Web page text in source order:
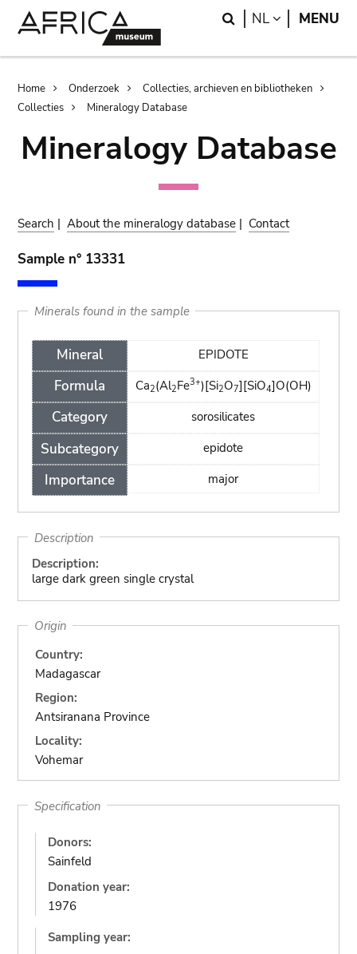
Search
NL LANGUAGE
MENU
Breadcrumb
Home Onderzoek
Collecties, archieven en bibliotheken
Collecties
Mineralogy Database
Mineralogy Database
Search |About the mineralogy database | Contact
Sample n° 13331
Minerals found in the sample
Mineral
Formula
Category
Subcategory
Importance
EPIDOTE
Ca2(Al2Fe3+)[Si2O7][SiO4]O(OH)
sorosilicates
epidote
major
Description
Description:
large dark green single crystal
Origin
Country:
Madagascar
Region:
Antsiranana Province
Locality:
Vohemar
Specification
Donors:
Sainfeld
Donation year:
1976
Sampling year: